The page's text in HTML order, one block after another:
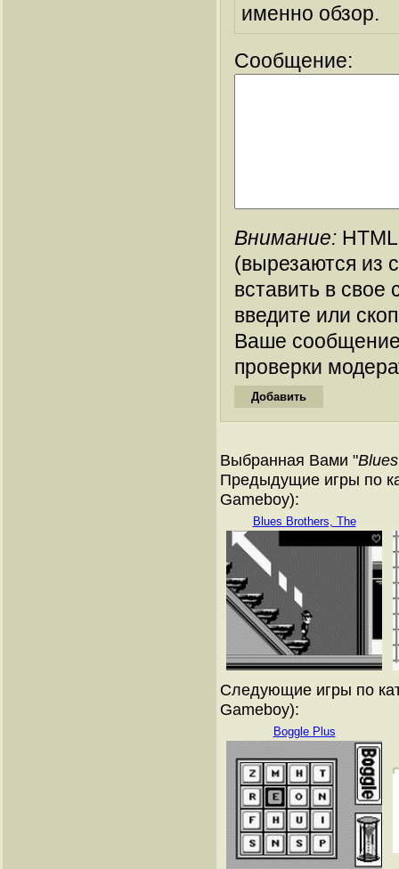
именно обзор.
Сообщение:
Внимание:
(вырезаются из
вставить в
введите или
Ваше
проверки
Выбранная Вами "
Предыдущие игры по
Gameboy):
Blues Brothers, The
Следующие игры по
Gameboy):
Boggle Plus